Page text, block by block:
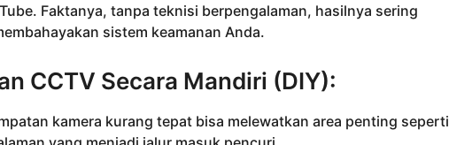
Faktanya, tanpa teknisi berpengalaman, hasilnya sering
sistem keamanan Anda.
CCTV Secara Mandiri (DIY):
kamera kurang tepat bisa melewatkan area penting seperti